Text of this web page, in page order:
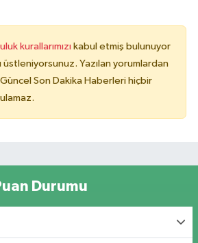
kurallarımızı kabul etmiş bulunuyor
Yazılan yorumlardan
Güncel Son Dakika Haberleri hiçbir
Durumu